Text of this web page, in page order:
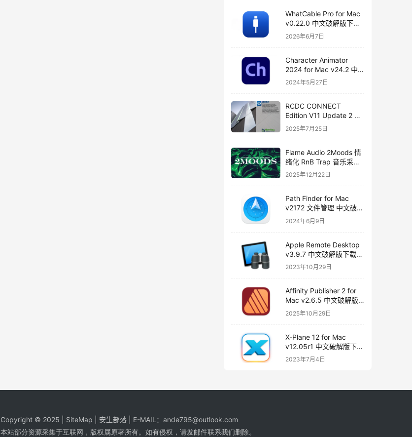
WhatCable Pro for Mac
v0.22.0 中文破解版下载
USB-C 诊断工具
2026年6月7日
Character Animator
2024 for Mac v24.2 中
文破解版下载
2024年5月27日
RCDC CONNECT
Edition V11 Update 2 破
解版下载 crack
2025年7月25日
Flame Audio 2Moods 情
绪化 RnB Trap 音乐采样
与分轨套装
2025年12月22日
Path Finder for Mac
v2172 文件管理 中文破解
版下载
2024年6月9日
Apple Remote Desktop
v3.9.7 中文破解版下载
远程桌面
2023年10月29日
Affinity Publisher 2 for
Mac v2.6.5 中文破解版
下载 页面布局和设计
2025年10月29日
X-Plane 12 for Mac
v12.05r1 中文破解版下载
飞行模拟器
2023年7月4日
Copyright © 2025 | SiteMap | 安生部落 | E-MAIL： ande795@outlook.com
本站部分资源采集于互联网，版权属原著所有。如有侵权，请发邮件联系我们删除。